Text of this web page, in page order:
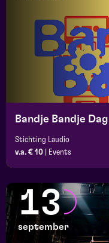
Bandje Bandje
Stichting Laudio
v.a. € 10
Events
13
september